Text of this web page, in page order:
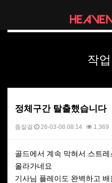
작업
정체구간 탈출했습니다
좀잘걸 26-03-08 08:14 1,369
본문
골드에서 계속 막혀서 스트
올라가네요
기사님 플레이도 완벽하고